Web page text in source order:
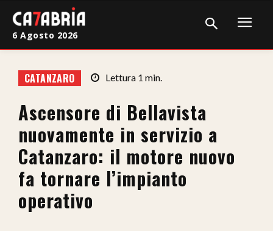
Cronaca
Giudiziaria
Politica
Sport
Attualità
6 Agosto 2026
CATANZARO Lettura 1 min.
Ascensore di Bellavista
nuovamente in servizio a
Catanzaro: il motore nuovo
fa tornare l’impianto
operativo